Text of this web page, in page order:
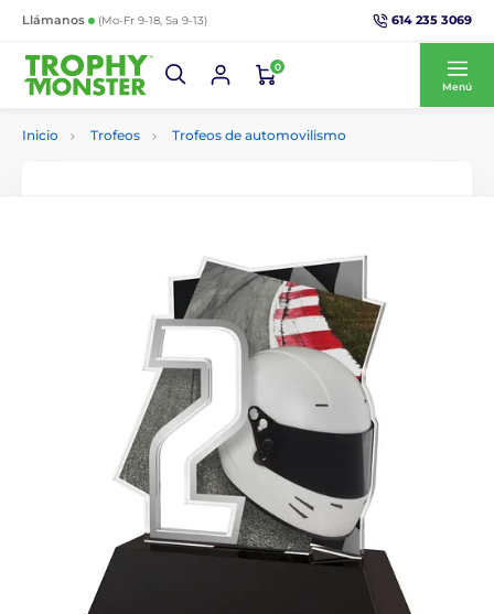
Llámanos (Mo-Fr 9-18, Sa 9-13) 614 235 3069
0
Menú
Inicio Trofeos Trofeos de automovilismo